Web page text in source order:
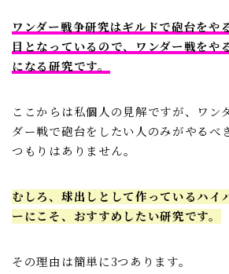
ワンダー戦争研究はギルドで砲台をや
目となっているので、ワンダー戦をや
になる研究です。
ここからは私個人の見解ですが、ワン
ダー戦で砲台をしたい人のみがやるべ
つもりはありません。
むしろ、球出しとして作っているハイ
ーにこそ、おすすめしたい研究です。
その理由は簡単に3つあります。